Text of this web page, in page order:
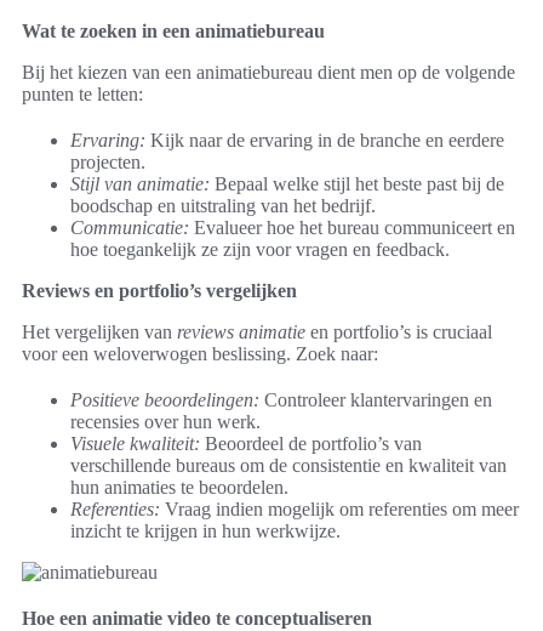
Wat te zoeken in een animatiebureau
Bij het kiezen van een animatiebureau dient men op de volgende
punten te letten:
Ervaring: Kijk naar de ervaring in de branche en eerdere
projecten.
Stijl van animatie: Bepaal welke stijl het beste past bij de
boodschap en uitstraling van het bedrijf.
Communicatie: Evalueer hoe het bureau communiceert en
hoe toegankelijk ze zijn voor vragen en feedback.
Reviews en portfolio’s vergelijken
Het vergelijken van reviews animatie en portfolio’s is cruciaal
voor een weloverwogen beslissing. Zoek naar:
Positieve beoordelingen: Controleer klantervaringen en
recensies over hun werk.
Visuele kwaliteit: Beoordeel de portfolio’s van
verschillende bureaus om de consistentie en kwaliteit van
hun animaties te beoordelen.
Referenties: Vraag indien mogelijk om referenties om meer
inzicht te krijgen in hun werkwijze.
Hoe een animatie video te conceptualiseren